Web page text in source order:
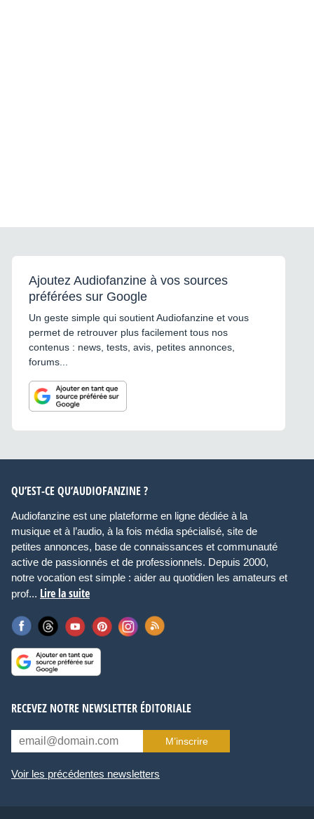
Ajoutez Audiofanzine à vos sources
préférées sur Google
Un geste simple qui soutient Audiofanzine et vous
permet de retrouver plus facilement tous nos
contenus : news, tests, avis, petites annonces,
forums...
QU’EST-CE QU’AUDIOFANZINE ?
Audiofanzine est une plateforme en ligne dédiée à la
musique et à l’audio, à la fois média spécialisé, site de
petites annonces, base de connaissances et communauté
active de passionnés et de professionnels. Depuis 2000,
notre vocation est simple : aider au quotidien les amateurs et
prof... Lire la suite
RECEVEZ NOTRE NEWSLETTER ÉDITORIALE
M’inscrire
Voir les précédentes newsletters